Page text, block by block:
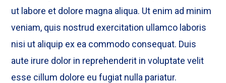
ut labore et dolore magna aliqua. Ut enim ad minim
veniam, quis nostrud exercitation ullamco laboris
nisi ut aliquip ex ea commodo consequat. Duis
aute irure dolor in reprehenderit in voluptate velit
esse cillum dolore eu fugiat nulla pariatur.